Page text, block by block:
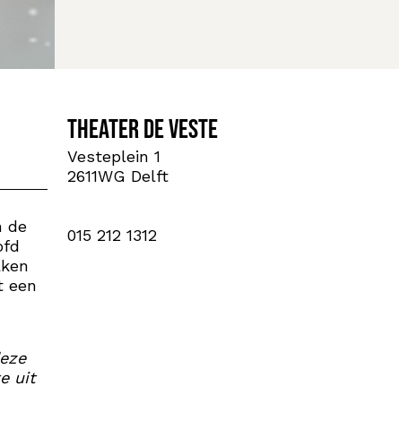
de
een
uit
Theater de Veste
Vesteplein 1
2611WG Delft
015 212 1312